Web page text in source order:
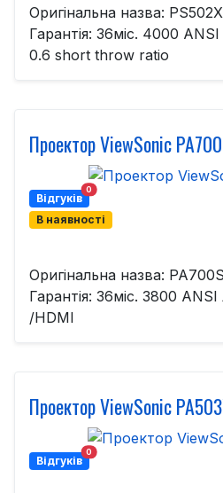
Оригінальна назва:
Гарантія: 36міс. 4000
0.6 short throw ratio
Проектор ViewSonic
Відгуків
0
В наявності
Оригінальна назва:
Гарантія: 36міс. 3800
/HDMI
Проектор ViewSonic
Відгуків
0